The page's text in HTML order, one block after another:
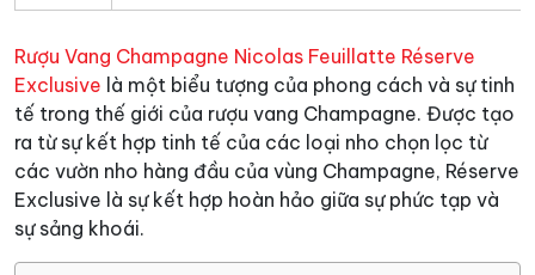
Rượu Vang Champagne Nicolas Feuillatte Réserve
Exclusive là một biểu tượng của phong cách và sự tinh
tế trong thế giới của rượu vang Champagne. Được tạo
ra từ sự kết hợp tinh tế của các loại nho chọn lọc từ
các vườn nho hàng đầu của vùng Champagne, Réserve
Exclusive là sự kết hợp hoàn hảo giữa sự phức tạp và
sự sảng khoái.